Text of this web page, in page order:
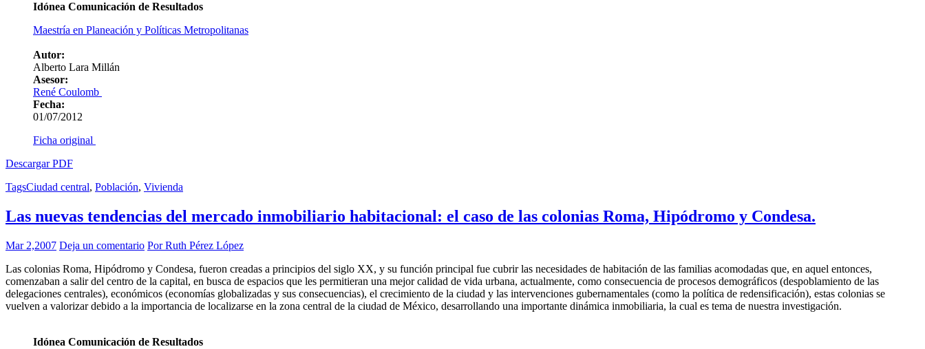
Idónea Comunicación de Resultados
Maestría en Planeación y Políticas Metropolitanas
Autor:
Alberto Lara Millán
Asesor:
René Coulomb
Fecha:
01/07/2012
Ficha original
Descargar PDF
TagsCiudad central, Población, Vivienda
Las nuevas tendencias del mercado inmobiliario habitacional: el caso de las colonias Roma, Hipódromo y Condesa.
Mar 2,2007 Deja un comentario Por Ruth Pérez López
Las colonias Roma, Hipódromo y Condesa, fueron creadas a principios del siglo XX, y su función principal fue cubrir las necesidades de habitación de las familias acomodadas que, en aquel entonces,
comenzaban a salir del centro de la capital, en busca de espacios que les permitieran una mejor calidad de vida urbana, actualmente, como consecuencia de procesos demográficos (despoblamiento de las
delegaciones centrales), económicos (economías globalizadas y sus consecuencias), el crecimiento de la ciudad y las intervenciones gubernamentales (como la política de redensificación), estas colonias se
vuelven a valorizar debido a la importancia de localizarse en la zona central de la ciudad de México, desarrollando una importante dinámica inmobiliaria, la cual es tema de nuestra investigación.
Idónea Comunicación de Resultados